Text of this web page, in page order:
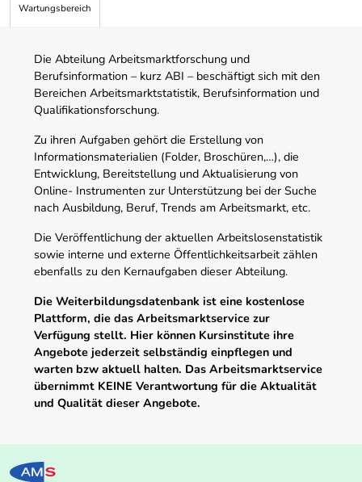
Wartungsbereich
Die Abteilung Arbeitsmarktforschung und
Berufsinformation – kurz ABI – beschäftigt sich mit den
Bereichen Arbeitsmarktstatistik, Berufsinformation und
Qualifikationsforschung.
Zu ihren Aufgaben gehört die Erstellung von
Informationsmaterialien (Folder, Broschüren,…), die
Entwicklung, Bereitstellung und Aktualisierung von
Online- Instrumenten zur Unterstützung bei der Suche
nach Ausbildung, Beruf, Trends am Arbeitsmarkt, etc.
Die Veröffentlichung der aktuellen Arbeitslosenstatistik
sowie interne und externe Öffentlichkeitsarbeit zählen
ebenfalls zu den Kernaufgaben dieser Abteilung.
Die Weiterbildungsdatenbank ist eine kostenlose
Plattform, die das Arbeitsmarktservice zur
Verfügung stellt. Hier können Kursinstitute ihre
Angebote jederzeit selbständig einpflegen und
warten bzw aktuell halten. Das Arbeitsmarktservice
übernimmt KEINE Verantwortung für die Aktualität
und Qualität dieser Angebote.